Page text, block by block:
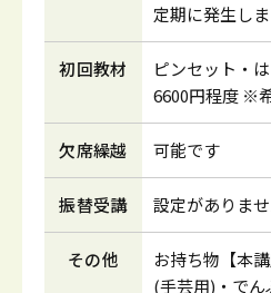
定期に発生し
初回教材
ピンセット・
6600円程度 ※
欠席繰越 可能です
振替受講 設定がありま
その他
お持ち物【本
(手芸用)・で